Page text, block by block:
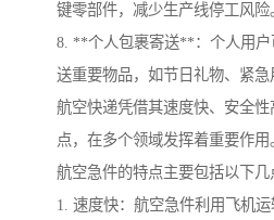
键零部件，减少生产线停工风险
8. **个人包裹寄送**：个人用
送重要物品，如节日礼物、紧急
航空快递凭借其速度快、安全
点，在多个领域发挥着重要作用
航空急件的特点主要包括以下几
1. 速度快：航空急件利用飞机